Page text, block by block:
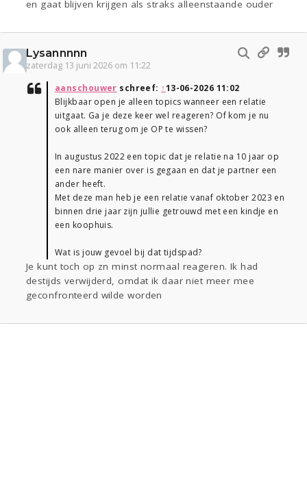
en gaat blijven krijgen als straks alleenstaande ouder
Lysannnnn
zaterdag 13 juni 2026 om 11:22
aanschouwer schreef: ↑13-06-2026 11:02
Blijkbaar open je alleen topics wanneer een relatie
uitgaat. Ga je deze keer wel reageren? Of kom je nu
ook alleen terug om je OP te wissen?
In augustus 2022 een topic dat je relatie na 10 jaar op
een nare manier over is gegaan en dat je partner een
ander heeft.
Met deze man heb je een relatie vanaf oktober 2023 en
binnen drie jaar zijn jullie getrouwd met een kindje en
een koophuis.
Wat is jouw gevoel bij dat tijdspad?
Je kunt toch op zn minst normaal reageren. Ik had
destijds verwijderd, omdat ik daar niet meer mee
geconfronteerd wilde worden